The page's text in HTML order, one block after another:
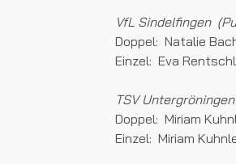
VfL Sindelfingen
Doppel: Natalie
Einzel: Eva
TSV
Doppel: Miriam
Einzel: Miriam